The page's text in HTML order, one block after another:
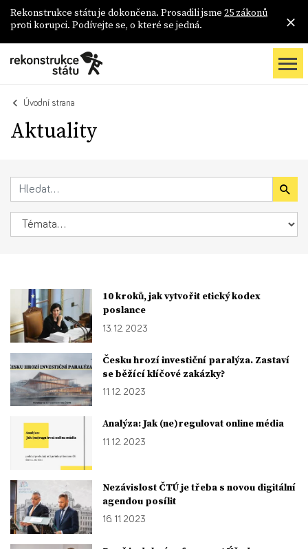
Rekonstrukce státu je dokončena. Prosadili jsme 25 zákonů
proti korupci. Podívejte se, o které se jedná.
Úvodní strana
Aktuality
10 kroků, jak vytvořit etický kodex
poslance
13. 12. 2023
Česku hrozí investiční paralýza. Zastaví
se běžící klíčové zakázky?
11. 12. 2023
Analýza: Jak (ne)regulovat online média
11. 12. 2023
Nezávislost ČTÚ je třeba s novou digitální
agendou posílit
16. 11. 2023